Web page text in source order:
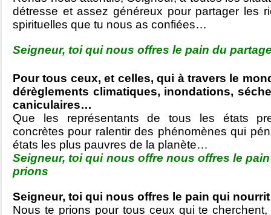
détresse et assez généreux pour partager les
spirituelles que tu nous as confiées…
Seigneur, toi qui nous offres le pain du
Pour tous ceux, et celles, qui à travers le
dérèglements climatiques, inondations,
caniculaires…
Que les représentants de tous les états
concrètes pour ralentir des phénomènes qui
états les plus pauvres de la planète…
Seigneur, toi qui nous offre nous offres le
prions
Seigneur, toi qui nous offres le pain qui
Nous te prions pour tous ceux qui te